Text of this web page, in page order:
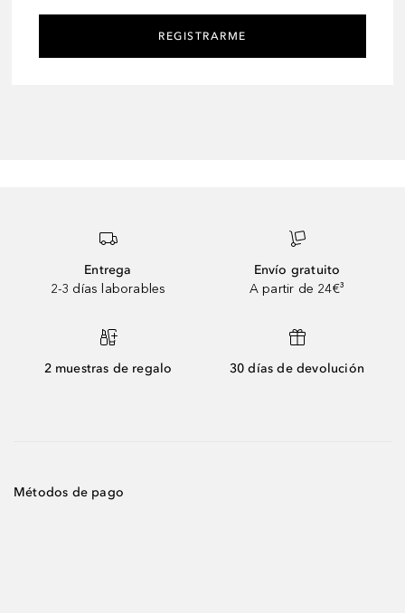
REGISTRARME
Entrega
2-3 días laborables
Envío gratuito
A partir de 24€³
2 muestras de regalo 30 días de devolución
Métodos de pago